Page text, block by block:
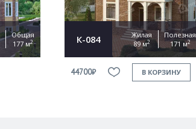
Общая
177 м2 К-084
Жилая
89 м2
Полезная
171 м2
44700₽ В КОРЗИНУ